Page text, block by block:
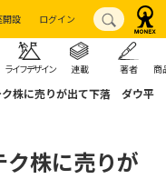
開設 ログイン
ライフデザイン 連載 著者 商
ク株に売りが出て下落 ダウ平
ク株に売りが